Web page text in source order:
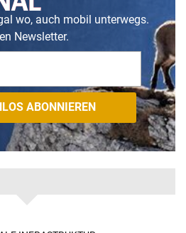
wo, auch mobil unterwegs.
Newsletter.